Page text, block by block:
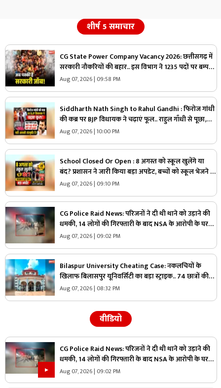
शीर्ष 5 समाचार
CG State Power Company Vacancy 2026: छत्तीसगढ़ में
सरकारी नौकरियों की बहार.. इस विभाग ने 1235 पदों पर बम्पर
भर्ती, डाटा एंट्री ऑपरेटर के ही 400 पद
Aug 07, 2026 | 09:58 PM
Siddharth Nath Singh to Rahul Gandhi : फिरोज गांधी
की कब्र पर BJP विधायक ने चढ़ाएं फूल.. राहुल गाँधी से पूछा,
“अपने दादा जी को क्यों नहीं पूजते, यही आपकी संस्कृति है?”
Aug 07, 2026 | 10:00 PM
School Closed Or Open : 8 अगस्त को स्कूल खुलेंगे या
बंद? प्रशासन ने जारी किया बड़ा अपडेट, बच्चों को स्कूल भेजने से
पहले जरूर पढ़ लें ये खबर
Aug 07, 2026 | 09:10 PM
CG Police Raid News: परिजनों ने दी थी थाने को उड़ाने की
धमकी, 14 लोगों की गिरफ्तारी के बाद NSA के आरोपी के घर
पुलिस ने मारा छापा, जांच में मिली ये चौंकाने वाली चीज
Aug 07, 2026 | 09:02 PM
Bilaspur University Cheating Case: नकलचियों के
खिलाफ बिलासपुर यूनिवर्सिटी का बड़ा स्ट्राइक.. 74 छात्रों की
परीक्षा रद्द, 45 हजार से ज्यादा छात्रों ने दी थी परीक्षा..
Aug 07, 2026 | 08:32 PM
वीडियो
CG Police Raid News: परिजनों ने दी थी थाने को उड़ाने की
धमकी, 14 लोगों की गिरफ्तारी के बाद NSA के आरोपी के घर
पुलिस ने मारा छापा, जांच में मिली ये चौंकाने वाली चीज
Aug 07, 2026 | 09:02 PM